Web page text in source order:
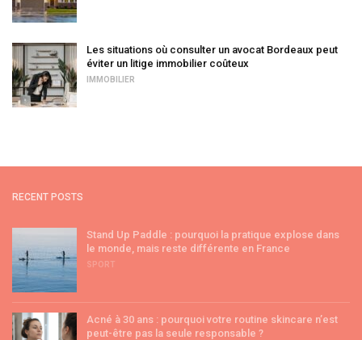
Les situations où consulter un avocat Bordeaux peut
éviter un litige immobilier coûteux
IMMOBILIER
RECENT POSTS
Stand Up Paddle : pourquoi la pratique explose dans
le monde, mais reste différente en France
SPORT
Acné à 30 ans : pourquoi votre routine skincare n’est
peut-être pas la seule responsable ?